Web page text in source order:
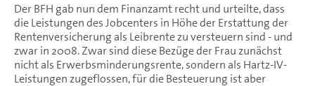
Der BFH gab nun dem Finanzamt recht und urteilte, dass
die Leistungen des Jobcenters in Höhe der Erstattung der
Rentenversicherung als Leibrente zu versteuern sind - und
zwar in 2008. Zwar sind diese Bezüge der Frau zunächst
nicht als Erwerbsminderungsrente, sondern als Hartz-IV-
Leistungen zugeflossen, für die Besteuerung ist aber